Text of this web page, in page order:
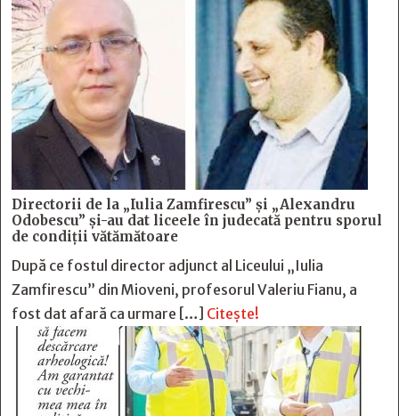
Directorii de la „Iulia Zamfirescu” și „Alexandru
Odobescu” și-au dat liceele în judecată pentru sporul
de condiții vătămătoare
După ce fostul director adjunct al Liceului „Iulia
Zamfirescu” din Mioveni, profesorul Valeriu Fianu, a
fost dat afară ca urmare […] Citește!